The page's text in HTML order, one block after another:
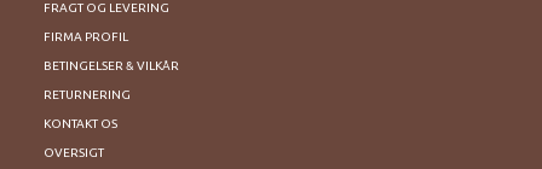
FRAGT OG LEVERING
FIRMA PROFIL
BETINGELSER & VILKÅR
RETURNERING
KONTAKT OS
OVERSIGT